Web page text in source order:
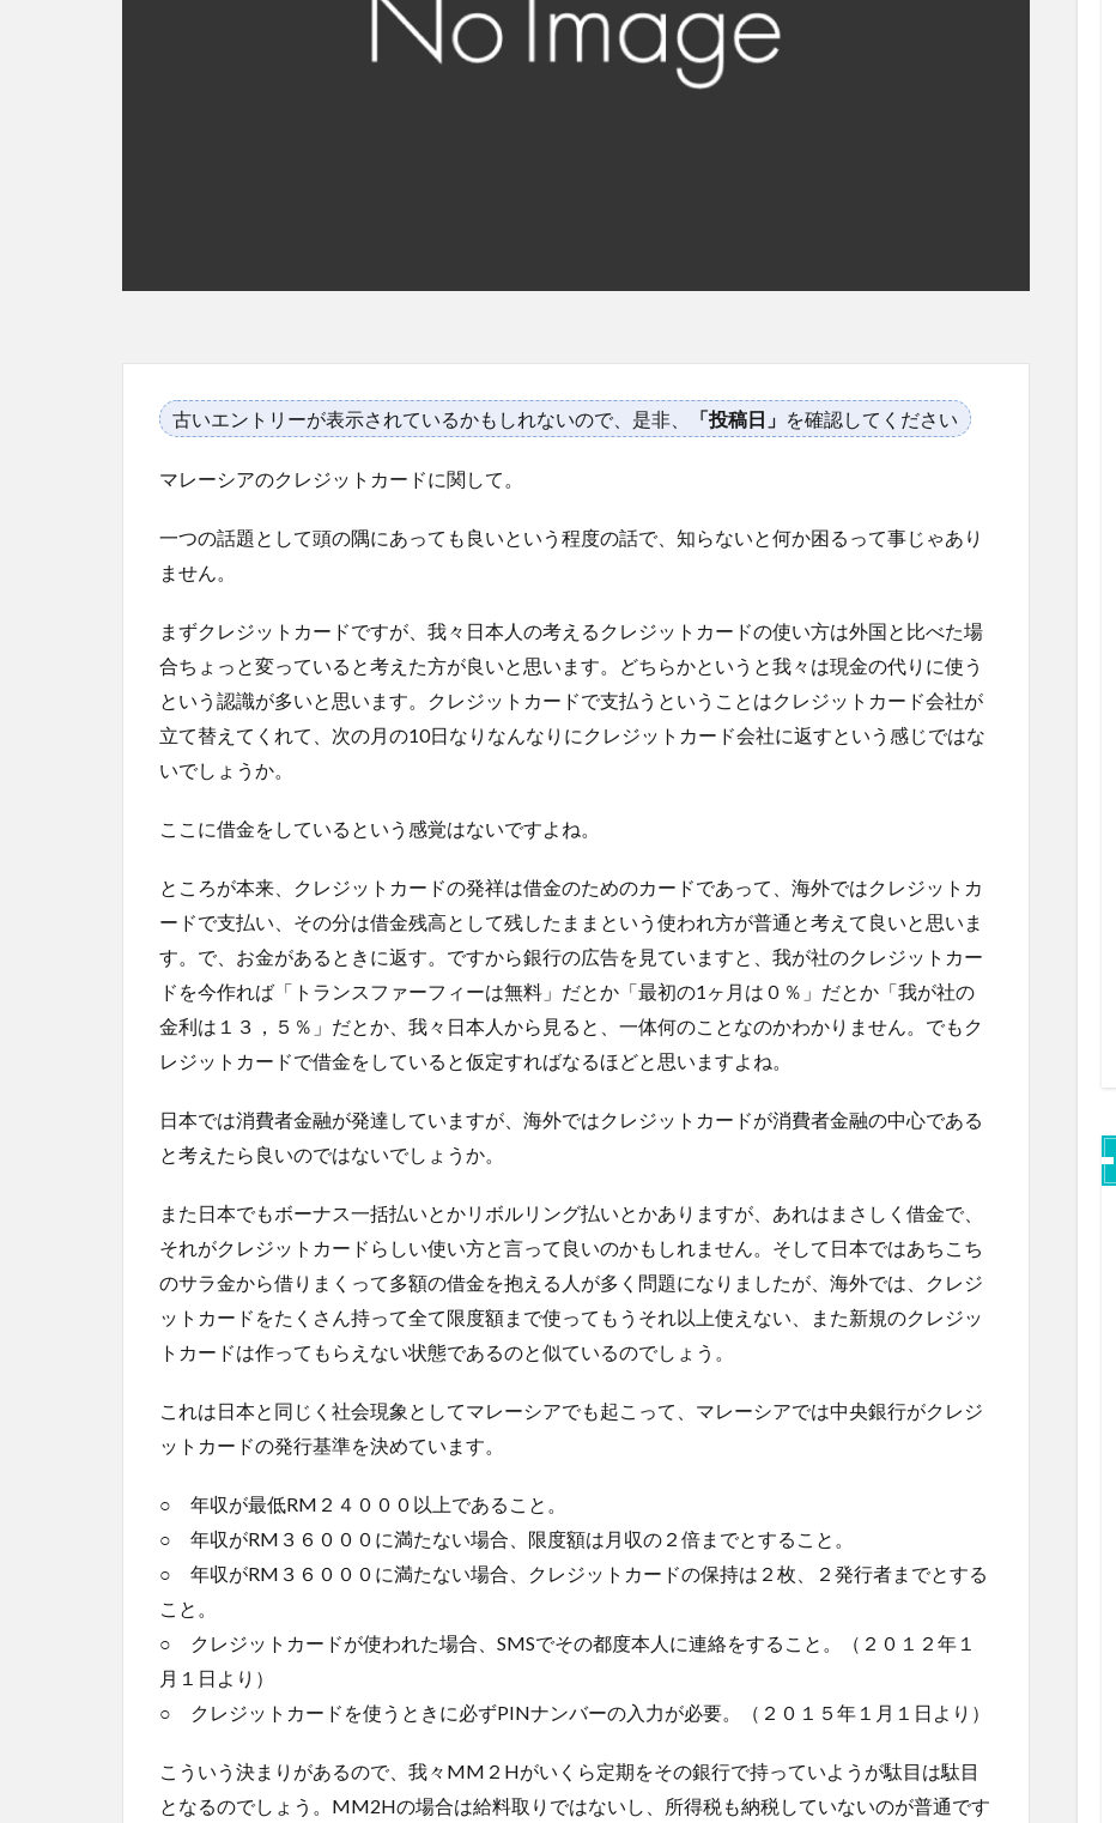
古いエントリーが表示されているかもしれないので、是非、 「投稿日」 を確認してください
マレーシアのクレジットカードに関して。
一つの話題として頭の隅にあっても良いという程度の話で、知らないと何か困るって事じゃあり
ません。
まずクレジットカードですが、我々日本人の考えるクレジットカードの使い方は外国と比べた場
合ちょっと変っていると考えた方が良いと思います。どちらかというと我々は現金の代りに使う
という認識が多いと思います。クレジットカードで支払うということはクレジットカード会社が
立て替えてくれて、次の月の10日なりなんなりにクレジットカード会社に返すという感じではな
いでしょうか。
ここに借金をしているという感覚はないですよね。
ところが本来、クレジットカードの発祥は借金のためのカードであって、海外ではクレジットカ
ードで支払い、その分は借金残高として残したままという使われ方が普通と考えて良いと思いま
す。で、お金があるときに返す。ですから銀行の広告を見ていますと、我が社のクレジットカー
ドを今作れば「トランスファーフィーは無料」だとか「最初の1ヶ月は０％」だとか「我が社の
金利は１３，５％」だとか、我々日本人から見ると、一体何のことなのかわかりません。でもク
レジットカードで借金をしていると仮定すればなるほどと思いますよね。
日本では消費者金融が発達していますが、海外ではクレジットカードが消費者金融の中心である
と考えたら良いのではないでしょうか。
また日本でもボーナス一括払いとかリボルリング払いとかありますが、あれはまさしく借金で、
それがクレジットカードらしい使い方と言って良いのかもしれません。そして日本ではあちこち
のサラ金から借りまくって多額の借金を抱える人が多く問題になりましたが、海外では、クレジ
ットカードをたくさん持って全て限度額まで使ってもうそれ以上使えない、また新規のクレジッ
トカードは作ってもらえない状態であるのと似ているのでしょう。
これは日本と同じく社会現象としてマレーシアでも起こって、マレーシアでは中央銀行がクレジ
ットカードの発行基準を決めています。
○ 年収が最低RM２４０００以上であること。
○ 年収がRM３６０００に満たない場合、限度額は月収の２倍までとすること。
○ 年収がRM３６０００に満たない場合、クレジットカードの保持は２枚、２発行者までとする
こと。
○ クレジットカードが使われた場合、SMSでその都度本人に連絡をすること。（２０１２年１
月１日より）
○ クレジットカードを使うときに必ずPINナンバーの入力が必要。（２０１５年１月１日より）
こういう決まりがあるので、我々MM２Hがいくら定期をその銀行で持っていようが駄目は駄目
となるのでしょう。MM2Hの場合は給料取りではないし、所得税も納税していないのが普通です